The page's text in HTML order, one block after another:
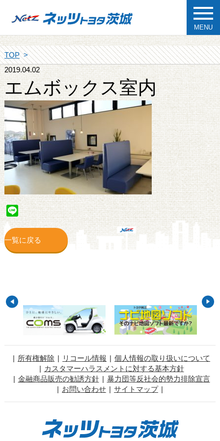
MENU
TOP
2019.04.02
エムボックス室内
Line
一覧に戻る
所有権解除 リコール情報
個人情報の取り扱いについて
カスタマーハラスメントに対する基本方針
金融商品販売の勧誘方針
暴力団等反社会的勢力排除宣言
お問い合わせ
サイトマップ